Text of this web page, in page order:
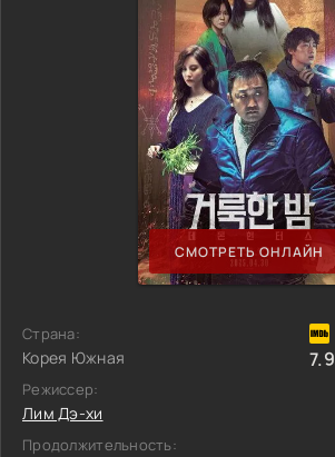
СМОТРЕТЬ ОНЛАЙН
Страна:
Корея Южная
Режиссер:
Лим Дэ-хи
Продолжительность:
7.9